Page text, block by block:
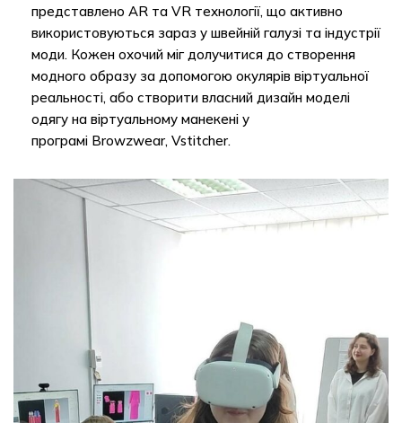
представлено AR та VR технології, що активно
використовуються зараз у швейній галузі та індустрії
моди. Кожен охочий міг долучитися до створення
модного образу за допомогою окулярів віртуальної
реальності, або створити власний дизайн моделі
одягу на віртуальному манекені у
програмі Browzwear, Vstitcher.